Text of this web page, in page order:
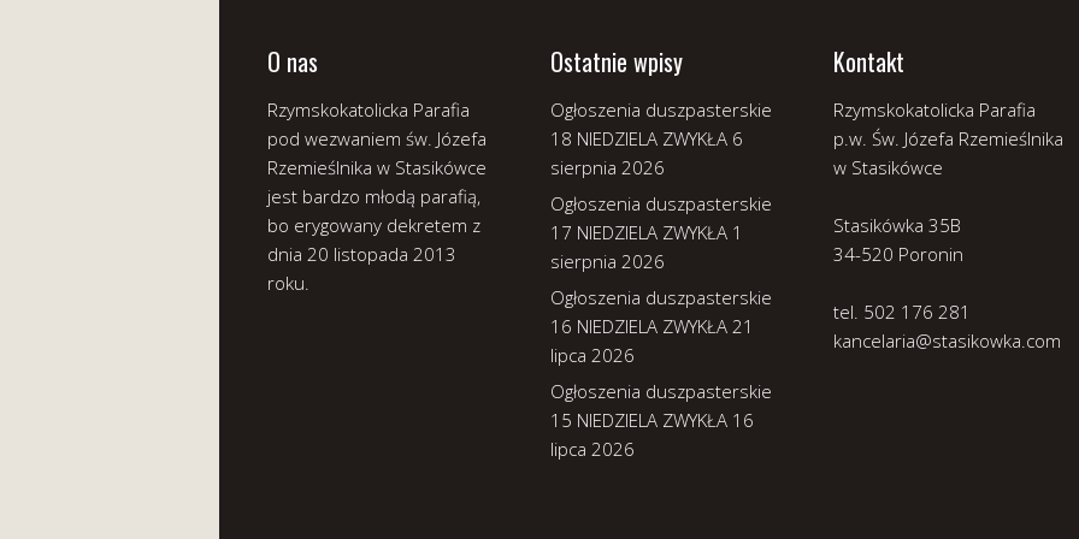
O nas
Rzymskokatolicka Parafia
pod wezwaniem św. Józefa
Rzemieślnika w Stasikówce
jest bardzo młodą parafią,
bo erygowany dekretem z
dnia 20 listopada 2013
roku.
Ostatnie wpisy
Ogłoszenia duszpasterskie
18 NIEDZIELA ZWYKŁA 6
sierpnia 2026
Ogłoszenia duszpasterskie
17 NIEDZIELA ZWYKŁA 1
sierpnia 2026
Ogłoszenia duszpasterskie
16 NIEDZIELA ZWYKŁA 21
lipca 2026
Ogłoszenia duszpasterskie
15 NIEDZIELA ZWYKŁA 16
lipca 2026
Kontakt
Rzymskokatolicka Parafia
p.w. Św. Józefa Rzemieślnika
w Stasikówce
Stasikówka 35B
34-520 Poronin
tel. 502 176 281
kancelaria@stasikowka.com